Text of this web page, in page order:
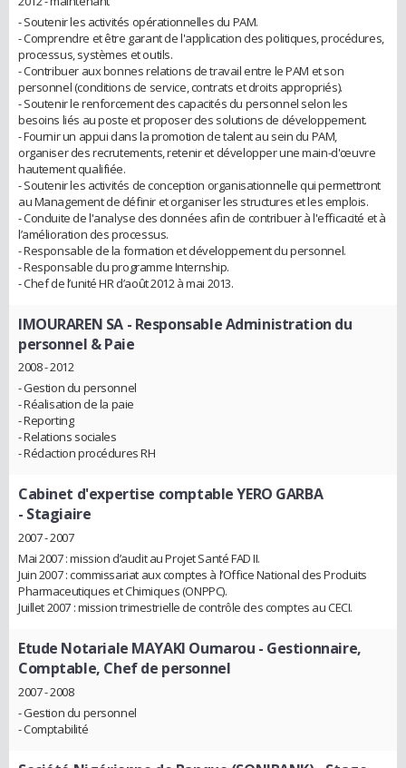
- Soutenir les activités opérationnelles du PAM.
- Comprendre et être garant de l'application des politiques, procédures,
processus, systèmes et outils.
- Contribuer aux bonnes relations de travail entre le PAM et son
personnel (conditions de service, contrats et droits appropriés).
- Soutenir le renforcement des capacités du personnel selon les
besoins liés au poste et proposer des solutions de développement.
- Fournir un appui dans la promotion de talent au sein du PAM,
organiser des recrutements, retenir et développer une main-d'œuvre
hautement qualifiée.
- Soutenir les activités de conception organisationnelle qui permettront
au Management de définir et organiser les structures et les emplois.
- Conduite de l'analyse des données afin de contribuer à l'efficacité et à
l’amélioration des processus.
- Responsable de la formation et développement du personnel.
- Responsable du programme Internship.
- Chef de l’unité HR d’août 2012 à mai 2013.
IMOURAREN SA- Responsable Administration du
personnel & Paie
2008 - 2012
- Gestion du personnel
- Réalisation de la paie
- Reporting
- Relations sociales
- Rédaction procédures RH
Cabinet d'expertise comptable YERO GARBA
- Stagiaire
2007 - 2007
Mai 2007 : mission d’audit au Projet Santé FAD II.
Juin 2007 : commissariat aux comptes à l’Office National des Produits
Pharmaceutiques et Chimiques (ONPPC).
Juillet 2007 : mission trimestrielle de contrôle des comptes au CECI.
Etude Notariale MAYAKI Oumarou - Gestionnaire,
Comptable, Chef de personnel
2007 - 2008
- Gestion du personnel
- Comptabilité